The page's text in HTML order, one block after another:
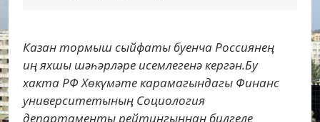
Казан тормыш сыйфаты буенча Россиянең
иң яхшы шәһәрләре исемлегенә кергән.Бу
хакта РФ Хөкүмәте карамагындагы Финанс
университетының Социология
департаменты рейтингыннан билгеле